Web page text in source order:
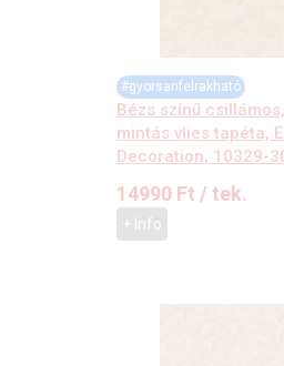
#gyorsanfelrakható
Bézs színű
mintás vlies tapéta,
Decoration, 10329-
14990 Ft / tek.
+ Info